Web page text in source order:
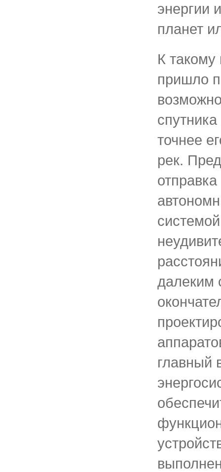
энергии
планет
К такому
пришло
точнее
рек.
далеким
главный